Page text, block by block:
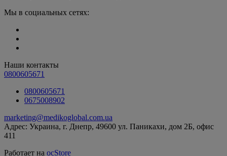
Мы в социальных сетях:
Наши контакты
0800605671
0800605671
0675008902
marketing@medikoglobal.com.ua
Адрес: Украина, г. Днепр, 49600 ул. Паникахи, дом 2Б, офис
411
Работает на ocStore